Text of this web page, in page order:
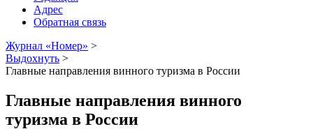
Адрес
Обратная связь
Журнал «Номер» >
Выдохнуть >
Главные направления винного туризма в России
Главные направления винного
туризма в России